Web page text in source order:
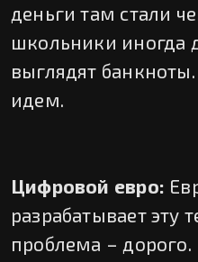
деньги там стали
школьники иногда
выглядят
идем.
Цифровой евро:
разрабатывает эту
проблема – дорого.